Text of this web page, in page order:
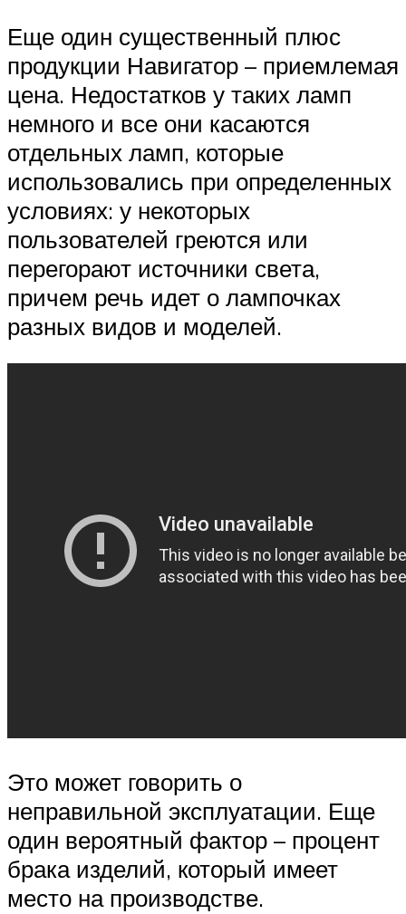
Еще один существенный плюс
продукции Навигатор – приемлемая
цена. Недостатков у таких ламп
немного и все они касаются
отдельных ламп, которые
использовались при определенных
условиях: у некоторых
пользователей греются или
перегорают источники света,
причем речь идет о лампочках
разных видов и моделей.
Это может говорить о
неправильной эксплуатации. Еще
один вероятный фактор – процент
брака изделий, который имеет
место на производстве.